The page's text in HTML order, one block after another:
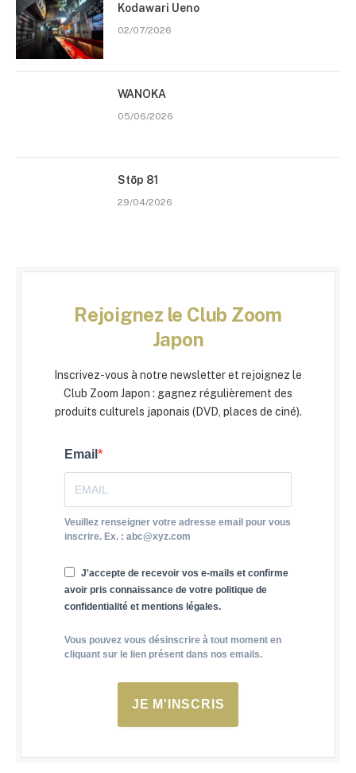
Kodawari Ueno
02/07/2026
WANOKA
05/06/2026
Stōp 81
29/04/2026
Rejoignez le Club Zoom
Japon
Inscrivez-vous à notre newsletter et rejoignez le
Club Zoom Japon : gagnez régulièrement des
produits culturels japonais (DVD, places de ciné).
Email
Veuillez renseigner votre adresse email pour vous
inscrire. Ex. : abc@xyz.com
J'accepte de recevoir vos e-mails et confirme
avoir pris connaissance de votre politique de
confidentialité et mentions légales.
Vous pouvez vous désinscrire à tout moment en
cliquant sur le lien présent dans nos emails.
JE M'INSCRIS